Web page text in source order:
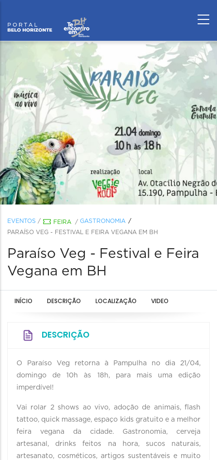
EVENTOS / FEIRA / GASTRONOMIA
PARAÍSO VEG - FESTIVAL E FEIRA VEGANA EM BH
Paraíso Veg - Festival e Feira
Vegana em BH
INÍCIO DESCRIÇÃO LOCALIZAÇÃO VIDEO
DESCRIÇÃO
O Paraíso Veg retorna à Pampulha no dia 21/04,
domingo de 10h às 18h, para mais uma edição
imperdível!
Vai rolar 2 shows ao vivo, adoção de animais, flash
tattoo, quick massage, espaço kids gratuito e a melhor
feira vegana da cidade. Gastronomia, cerveja
artesanal, drinks feitos na hora, sucos naturais,
artesanato, cosméticos, artigos sustentáveis e muito